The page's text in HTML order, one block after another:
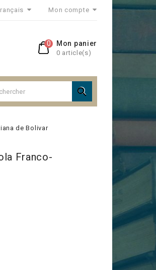
Mon compte
Mon panier
0 article(s)
0

de Bolivar
Franco-